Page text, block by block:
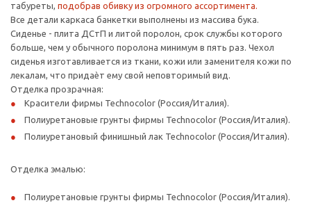
табуреты, подобрав обивку из огромного ассортимента.
Все детали каркаса банкетки выполнены из массива бука.
Сиденье - плита ДСтП и литой поролон, срок службы которого
больше, чем у обычного поролона минимум в пять раз. Чехол
сиденья изготавливается из ткани, кожи или заменителя кожи по
лекалам, что придаѐт ему свой неповторимый вид.
Отделка прозрачная:
Красители фирмы Technocolor (Россия/Италия).
Полиуретановые грунты фирмы Technocolor (Россия/Италия).
Полиуретановый финишный лак Technocolor (Россия/Италия).
Отделка эмалью:
Полиуретановые грунты фирмы Technocolor (Россия/Италия).